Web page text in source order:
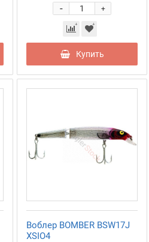
+
-
Купить
Воблер BOMBER BSW17J
XSIO4